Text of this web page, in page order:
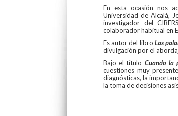
En esta ocasión nos
Universidad de Alcalá,
investigador del
colaborador habitual en
Es autor del libro Las
divulgación por el
Bajo el título Cuando la
cuestiones muy
diagnósticas, la
la toma de decisiones